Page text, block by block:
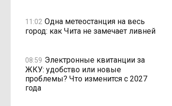
11:02 Одна метеостанция на весь
город: как Чита не замечает ливней
08:59 Электронные квитанции за
ЖКУ: удобство или новые
проблемы? Что изменится с 2027
года